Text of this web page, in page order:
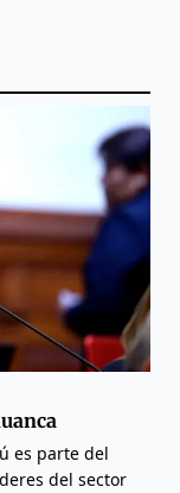
es parte del
del sector